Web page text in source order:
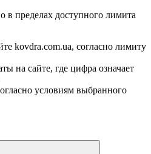
пределах доступного лимита
kovdra.com.ua, согласно лимиту
на сайте, где цифра означает
условиям выбранного